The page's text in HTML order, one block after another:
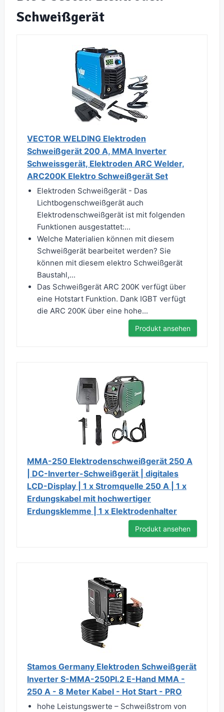
Schweißgerät
VECTOR WELDING Elektroden
Schweißgerät 200 A, MMA Inverter
Schweissgerät, Elektroden ARC Welder,
ARC200K Elektro Schweißgerät Set
Elektroden Schweißgerät - Das
Lichtbogenschweißgerät auch
Elektrodenschweißgerät ist mit folgenden
Funktionen ausgestattet:...
Welche Materialien können mit diesem
Schweißgerät bearbeitet werden? Sie
können mit diesem elektro Schweißgerät
Baustahl,...
Das Schweißgerät ARC 200K verfügt über
eine Hotstart Funktion. Dank IGBT verfügt
die ARC 200K über eine hohe...
Produkt ansehen
MMA-250 Elektrodenschweißgerät 250 A
| DC-Inverter-Schweißgerät | digitales
LCD-Display | 1 x Stromquelle 250 A | 1 x
Erdungskabel mit hochwertiger
Erdungsklemme | 1 x Elektrodenhalter
Produkt ansehen
Stamos Germany Elektroden Schweißgerät
Inverter S-MMA-250PI.2 E-Hand MMA -
250 A - 8 Meter Kabel - Hot Start - PRO
hohe Leistungswerte – Schweißstrom von